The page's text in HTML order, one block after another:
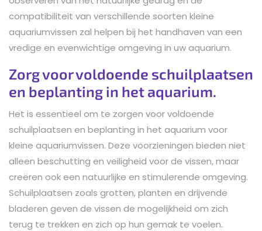
compatibiliteit van verschillende soorten kleine
aquariumvissen zal helpen bij het handhaven van een
vredige en evenwichtige omgeving in uw aquarium.
Zorg voor voldoende schuilplaatsen
en beplanting in het aquarium.
Het is essentieel om te zorgen voor voldoende
schuilplaatsen en beplanting in het aquarium voor
kleine aquariumvissen. Deze voorzieningen bieden niet
alleen beschutting en veiligheid voor de vissen, maar
creëren ook een natuurlijke en stimulerende omgeving.
Schuilplaatsen zoals grotten, planten en drijvende
bladeren geven de vissen de mogelijkheid om zich
terug te trekken en zich op hun gemak te voelen.